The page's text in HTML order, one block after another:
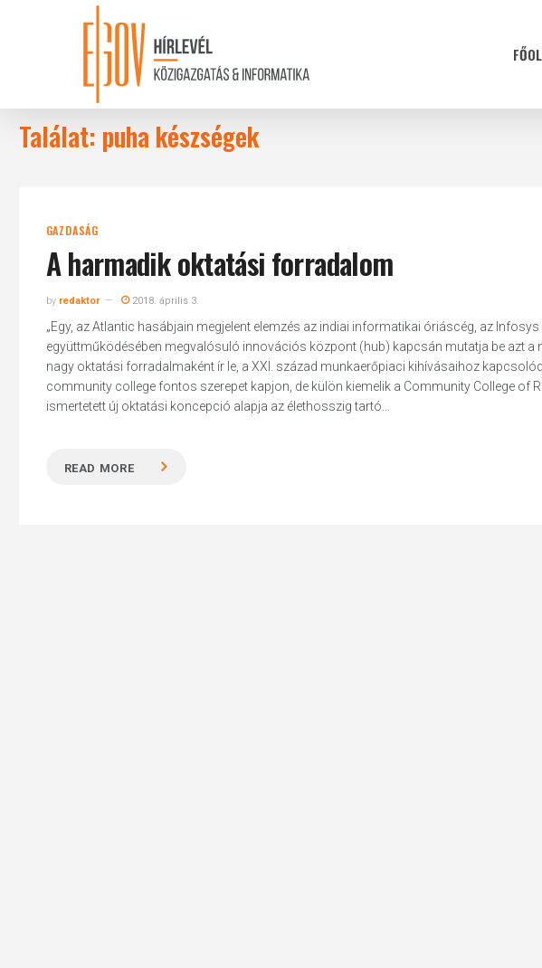
Találat: puha készségek
GAZDASÁG
A harmadik oktatási forradalom
by redaktor 2018. április 3.
„Egy, az Atlantic hasábjain megjelent elemzés az indiai informatikai óriáscég, az
együttműködésében megvalósuló innovációs központ (hub) kapcsán mutatja be azt a
nagy oktatási forradalmaként ír le, a XXI. század munkaerőpiaci kihívásaihoz
community college fontos szerepet kapjon, de külön kiemelik a Community College of
ismertetett új oktatási koncepció alapja az élethosszig tartó...
READ MORE